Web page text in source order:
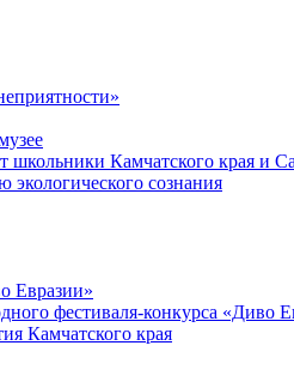
Камчатского края и
сознания
Евразии»
фестиваля-конкурса «Диво
Камчатского края